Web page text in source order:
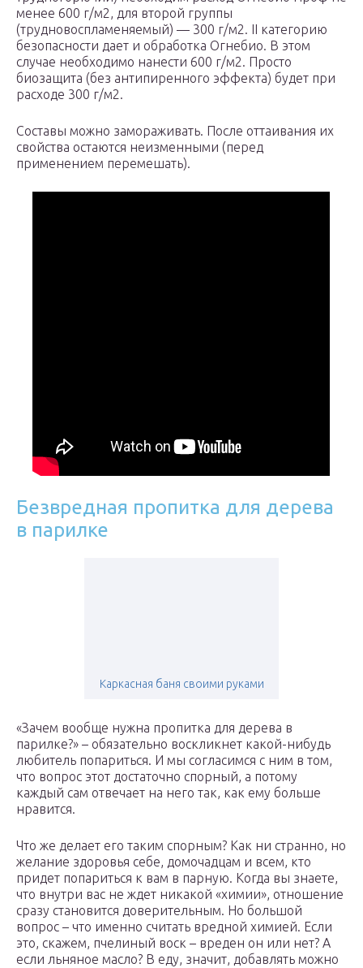
менее 600 г/м2, для второй группы
(трудновоспламеняемый) — 300 г/м2. II категорию
безопасности дает и обработка Огнебио. В этом
случае необходимо нанести 600 г/м2. Просто
биозащита (без антипиренного эффекта) будет при
расходе 300 г/м2.
Составы можно замораживать. После оттаивания их
свойства остаются неизменными (перед
применением перемешать).
Безвредная пропитка для дерева
в парилке
Каркасная баня своими руками
«Зачем вообще нужна пропитка для дерева в
парилке?» – обязательно воскликнет какой-нибудь
любитель попариться. И мы согласимся с ним в том,
что вопрос этот достаточно спорный, а потому
каждый сам отвечает на него так, как ему больше
нравится.
Что же делает его таким спорным? Как ни странно, но
желание здоровья себе, домочадцам и всем, кто
придет попариться к вам в парную. Когда вы знаете,
что внутри вас не ждет никакой «химии», отношение
сразу становится доверительным. Но большой
вопрос – что именно считать вредной химией. Если
это, скажем, пчелиный воск – вреден он или нет? А
если льняное масло? В еду, значит, добавлять можно